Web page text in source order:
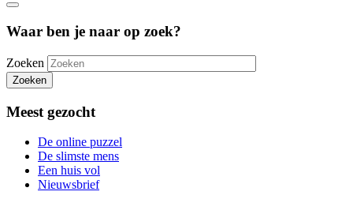
Waar ben je naar op zoek?
Zoeken
Zoeken
Meest gezocht
De online puzzel
De slimste mens
Een huis vol
Nieuwsbrief